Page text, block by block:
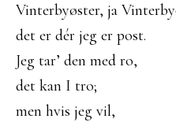
Vinterbyøster, ja
det er dér jeg er post.
Jeg tar’ den med ro,
det kan I tro;
men hvis jeg vil,